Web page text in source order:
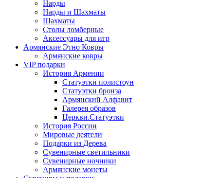
Нарды
Нарды и Шахматы
Шахматы
Столы ломберные
Аксессуары для игр
Армянские Этно Ковры
Армянские ковры
VIP подарки
История Армении
Статуэтки полистоун
Статуэтки бронза
Армянский Алфавит
Галерея образов
Церкви.Статуэтки
История России
Мировые деятели
Подарки из Дерева
Сувенирные светильники
Сувенирные ночники
Армянские монеты